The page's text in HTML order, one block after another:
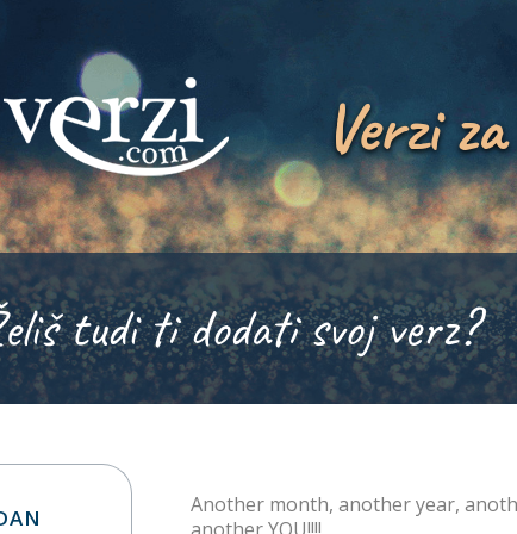
Verzi
tudi ti dodati svoj verz?
Another month, another year,